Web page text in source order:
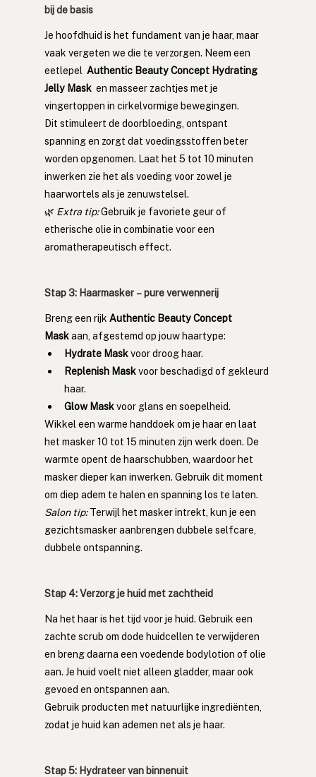
bij de basis
Je hoofdhuid is het fundament van je haar, maar
vaak vergeten we die te verzorgen. Neem een
eetlepel Authentic Beauty Concept Hydrating
Jelly Mask en masseer zachtjes met je
vingertoppen in cirkelvormige bewegingen.
Dit stimuleert de doorbloeding, ontspant
spanning en zorgt dat voedingsstoffen beter
worden opgenomen. Laat het 5 tot 10 minuten
inwerken zie het als voeding voor zowel je
haarwortels als je zenuwstelsel.
🌿 Extra tip: Gebruik je favoriete geur of
etherische olie in combinatie voor een
aromatherapeutisch effect.
Stap 3: Haarmasker – pure verwennerij
Breng een rijk Authentic Beauty Concept
Mask aan, afgestemd op jouw haartype:
Hydrate Mask voor droog haar.
Replenish Mask voor beschadigd of gekleurd
haar.
Glow Mask voor glans en soepelheid.
Wikkel een warme handdoek om je haar en laat
het masker 10 tot 15 minuten zijn werk doen. De
warmte opent de haarschubben, waardoor het
masker dieper kan inwerken. Gebruik dit moment
om diep adem te halen en spanning los te laten.
Salon tip: Terwijl het masker intrekt, kun je een
gezichtsmasker aanbrengen dubbele selfcare,
dubbele ontspanning.
Stap 4: Verzorg je huid met zachtheid
Na het haar is het tijd voor je huid. Gebruik een
zachte scrub om dode huidcellen te verwijderen
en breng daarna een voedende bodylotion of olie
aan. Je huid voelt niet alleen gladder, maar ook
gevoed en ontspannen aan.
Gebruik producten met natuurlijke ingrediënten,
zodat je huid kan ademen net als je haar.
Stap 5: Hydrateer van binnenuit